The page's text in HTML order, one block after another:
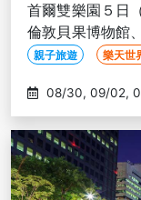
首爾雙樂園５日
倫敦貝果博物館
活動、兩晚明洞
親子旅遊 樂天世
09/08